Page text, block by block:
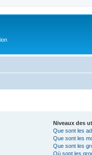
Niveaux des
Que sont les
Que sont les
Que sont les
Où sont les